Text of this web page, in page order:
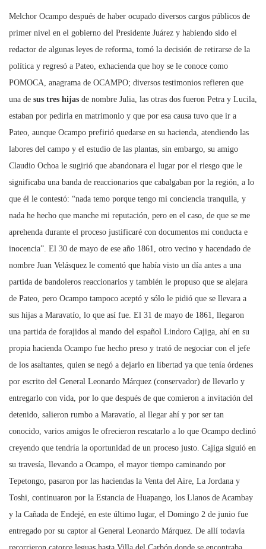
Melchor Ocampo después de haber ocupado diversos cargos públicos de
primer nivel en el gobierno del Presidente Juárez y habiendo sido el
redactor de algunas leyes de reforma, tomó la decisión de retirarse de la
política y regresó a Pateo, exhacienda que hoy se le conoce como
POMOCA, anagrama de OCAMPO; diversos testimonios refieren que
una de sus tres hijas de nombre Julia, las otras dos fueron Petra y Lucila,
estaban por pedirla en matrimonio y que por esa causa tuvo que ir a
Pateo, aunque Ocampo prefirió quedarse en su hacienda, atendiendo las
labores del campo y el estudio de las plantas, sin embargo, su amigo
Claudio Ochoa le sugirió que abandonara el lugar por el riesgo que le
significaba una banda de reaccionarios que cabalgaban por la región, a lo
que él le contestó: “nada temo porque tengo mi conciencia tranquila, y
nada he hecho que manche mi reputación, pero en el caso, de que se me
aprehenda durante el proceso justificaré con documentos mi conducta e
inocencia”. El 30 de mayo de ese año 1861, otro vecino y hacendado de
nombre Juan Velásquez le comentó que había visto un día antes a una
partida de bandoleros reaccionarios y también le propuso que se alejara
de Pateo, pero Ocampo tampoco aceptó y sólo le pidió que se llevara a
sus hijas a Maravatío, lo que así fue. El 31 de mayo de 1861, llegaron
una partida de forajidos al mando del español Lindoro Cajiga, ahí en su
propia hacienda Ocampo fue hecho preso y trató de negociar con el jefe
de los asaltantes, quien se negó a dejarlo en libertad ya que tenía órdenes
por escrito del General Leonardo Márquez (conservador) de llevarlo y
entregarlo con vida, por lo que después de que comieron a invitación del
detenido, salieron rumbo a Maravatío, al llegar ahí y por ser tan
conocido, varios amigos le ofrecieron rescatarlo a lo que Ocampo declinó
creyendo que tendría la oportunidad de un proceso justo. Cajiga siguió en
su travesía, llevando a Ocampo, el mayor tiempo caminando por
Tepetongo, pasaron por las haciendas la Venta del Aire, La Jordana y
Toshi, continuaron por la Estancia de Huapango, los Llanos de Acambay
y la Cañada de Endejé, en este último lugar, el Domingo 2 de junio fue
entregado por su captor al General Leonardo Márquez. De allí todavía